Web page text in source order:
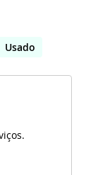
Usado